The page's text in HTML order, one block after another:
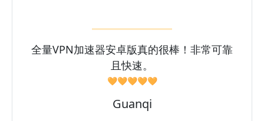
全量VPN加速器安卓版真的很棒！非常可靠
且快速。
🧡🧡🧡🧡🧡
Guanqi